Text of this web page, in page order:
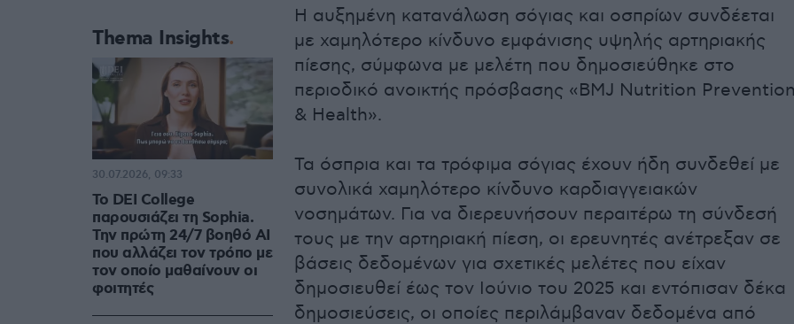
Η αυξημένη κατανάλωση σόγιας και οσπρίων συνδέεται
με χαμηλότερο κίνδυνο εμφάνισης υψηλής αρτηριακής
πίεσης, σύμφωνα με μελέτη που δημοσιεύθηκε στο
περιοδικό ανοικτής πρόσβασης «BMJ Nutrition
& Health».
Τα όσπρια και τα τρόφιμα σόγιας έχουν ήδη συνδεθεί με
συνολικά χαμηλότερο κίνδυνο καρδιαγγειακών
νοσημάτων. Για να διερευνήσουν περαιτέρω τη σύνδεσή
τους με την αρτηριακή πίεση, οι ερευνητές ανέτρεξαν σε
βάσεις δεδομένων για σχετικές μελέτες που είχαν
δημοσιευθεί έως τον Ιούνιο του 2025 και εντόπισαν δέκα
δημοσιεύσεις, οι οποίες περιλάμβαναν δεδομένα από
Thema Insights
Το DEI College
παρουσιάζει τη Sophia.
Την πρώτη 24/7 βοηθό AI
που αλλάζει τον τρόπο με
τον οποίο μαθαίνουν οι
φοιτητές
30.07.2026, 09:33